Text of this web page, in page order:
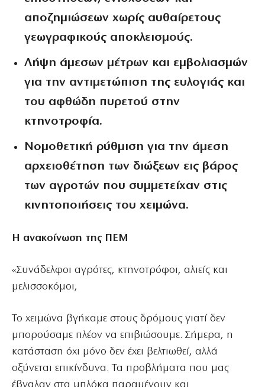
αποζημιώσεων χωρίς αυθαίρετους
γεωγραφικούς αποκλεισμούς.
Λήψη άμεσων μέτρων και εμβολιασμών
για την αντιμετώπιση της ευλογιάς και
του αφθώδη πυρετού στην
κτηνοτροφία.
Νομοθετική ρύθμιση για την άμεση
αρχειοθέτηση των διώξεων εις βάρος
των αγροτών που συμμετείχαν στις
κινητοποιήσεις του χειμώνα.
Η ανακοίνωση της ΠΕΜ
«Συνάδελφοι αγρότες, κτηνοτρόφοι, αλιείς και
μελισσοκόμοι,
Το χειμώνα βγήκαμε στους δρόμους γιατί δεν
μπορούσαμε πλέον να επιβιώσουμε. Σήμερα, η
κατάσταση όχι μόνο δεν έχει βελτιωθεί, αλλά
οξύνεται επικίνδυνα. Τα προβλήματα που μας
έβγαλαν στα μπλόκα παραμένουν και